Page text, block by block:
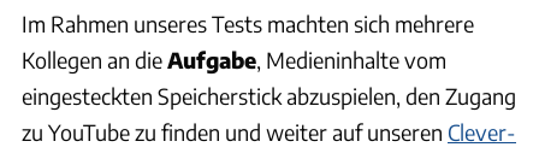
Im Rahmen unseres Tests machten sich mehrere
Kollegen an dieAufgabe, Medieninhalte vom
eingesteckten Speicherstick abzuspielen, den Zugang
zu YouTube zu finden und weiter auf unseren Clever-